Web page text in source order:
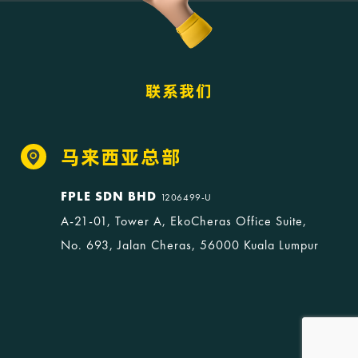
联系我们
马来西亚总部
FPLE SDN BHD 1206499-U
A-21-01, Tower A, EkoCheras Office Suite,
No. 693, Jalan Cheras, 56000 Kuala Lumpur